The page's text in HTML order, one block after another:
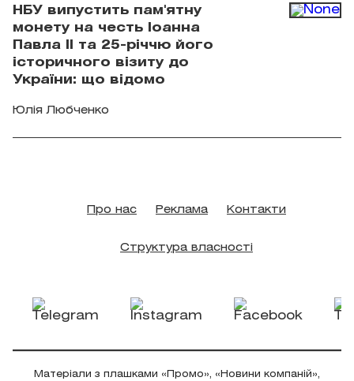
НБУ випустить пам'ятну
монету на честь Іоанна
Павла II та 25-річчю його
історичного візиту до
України: що відомо
Юлія Любченко
Про нас Реклама Контакти
Структура власності
Матеріали з плашками «Промо», «Новини компаній»,